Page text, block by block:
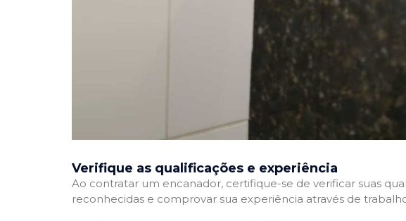
Verifique as qualificações e experiência
Ao contratar um encanador, certifique-se de verificar suas
reconhecidas e comprovar sua experiência através de